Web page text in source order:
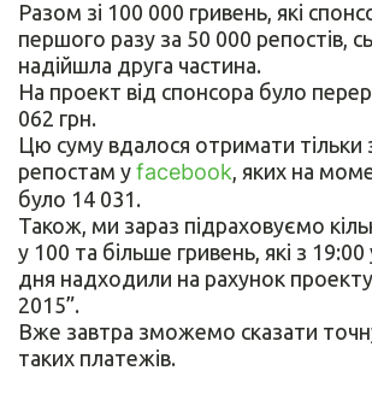
Разом зі 100 000 гривень, які
першого разу за 50 000 репостів,
надійшла друга частина.
На проект від спонсора було
062 грн.
Цю суму вдалося отримати тільки
репостам у facebook, яких на
було 14 031.
Також, ми зараз підраховуємо
у 100 та більше гривень, які з
дня надходили на рахунок
2015”.
Вже завтра зможемо сказати точну
таких платежів.